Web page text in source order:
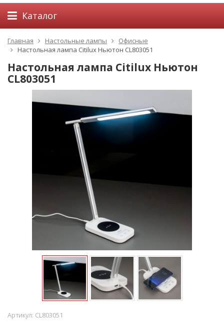
Каталог
Главная Настольные лампы
Офисные
Настольная лампа Citilux Ньютон CL803051
Настольная лампа Citilux Ньютон
CL803051
Артикул: CL803051